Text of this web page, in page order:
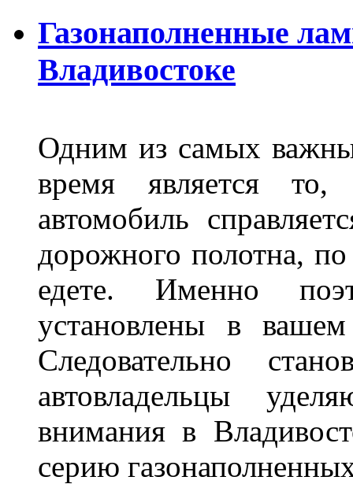
Газонаполненные
Владивостоке
Одним из самых
время является то,
автомобиль
дорожного полотна,
едете. Именно
установлены в
Следовательно
автовладельцы
внимания в
серию